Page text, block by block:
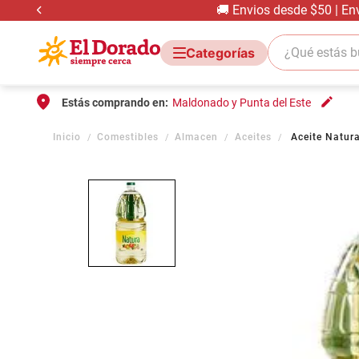
🚚 Envios desde $50 |
¿Qué estás
Estás comprando en: Maldonado y Punta del Este
Comestibles Almacen Aceites Aceite